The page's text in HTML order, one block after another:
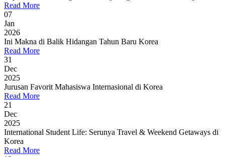
Read More
07
Jan
2026
Ini Makna di Balik Hidangan Tahun Baru Korea
Read More
31
Dec
2025
Jurusan Favorit Mahasiswa Internasional di Korea
Read More
21
Dec
2025
International Student Life: Serunya Travel & Weekend Getaways di
Korea
Read More